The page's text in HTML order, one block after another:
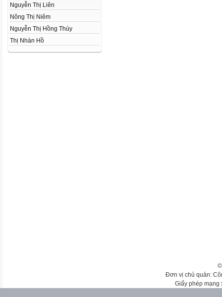
Nguyễn Thị Liên
Nông Thị Niêm
Nguyễn Thị Hồng Thúy
Thị Nhàn Hồ
Đơn vị chủ quản:
Giấy phép mạng